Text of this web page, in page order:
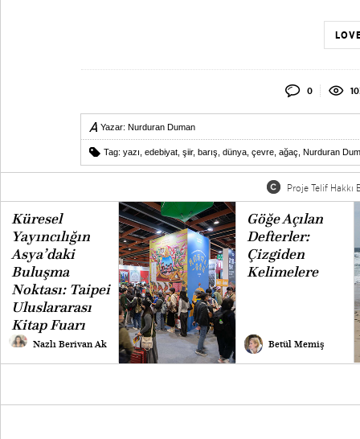
0
Yazar: Nurduran Duman
Tag: yazı edebiyat şiir, barış dünya çevre ağaç Nurduran
Proje Telif Hakkı
Küresel
Yayıncılığın
Asya’daki
Buluşma
Noktası: Taipei
Uluslararası
Kitap Fuarı
Nazlı Berivan Ak
Göğe Açılan
Defterler:
Çizgiden
Kelimelere
Betül Memiş